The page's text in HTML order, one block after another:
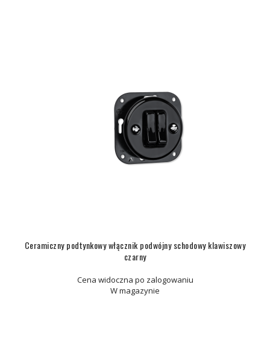
Ceramiczny podtynkowy włącznik podwójny schodowy klawiszowy
czarny
Cena widoczna po zalogowaniu
W magazynie